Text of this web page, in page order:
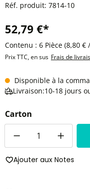
Réf. produit: 7814-10
52,79 €*
Contenu : 6 Pièce (8,80 €
Prix TTC, en sus Frais de
Disponible à la
Livraison:10-18 jours
Carton
Ajouter aux Notes